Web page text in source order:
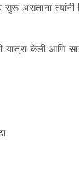
असताना
यात्रा केली